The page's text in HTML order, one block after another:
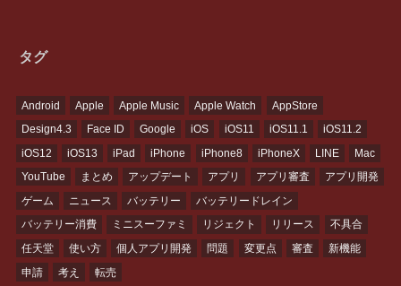
タグ
Android Apple Apple Music Apple Watch
AppStore
Design4.3
Face ID Google iOS iOS11 iOS11.1
iOS11.2
iOS12
iOS13 iPad iPhone iPhone8 iPhoneX LINE
Mac
YouTube
まとめ アップデート アプリ アプリ審査
アプリ開発
ゲーム
ニュース バッテリー
バッテリードレイン
バッテリー消費
ミニスーファミ リジェクト リリース
不具合
任天堂
使い方 個人アプリ開発 問題 変更点 審査
新機能
申請
考え 転売